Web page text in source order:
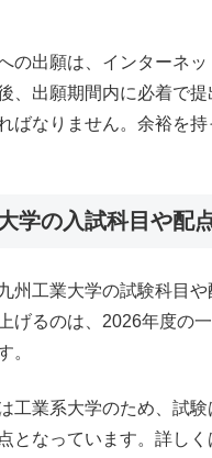
の出願は、インターネッ
、出願期間内に必着で
ばなりません。余裕を持
学の入試科目や配
州工業大学の試験科目や
げるのは、2026年度の
。
工業系大学のため、試
となっています。詳し